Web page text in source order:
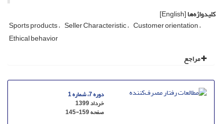
کلیدواژه‌ها[English]
Sports products Seller Characteristic Customer orientation
Ethical behavior
مراجع
دوره 7، شماره 1
خرداد 1399
صفحه145-159